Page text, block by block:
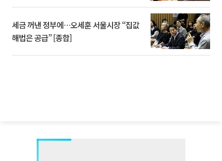
세금 꺼낸 정부에…오세훈 서울시장 “집값
해법은 공급” [종합]